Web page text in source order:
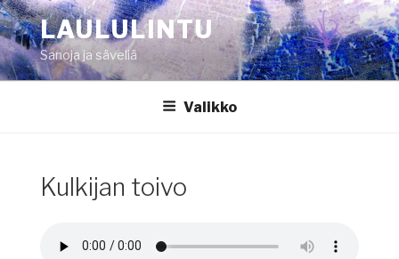
Siirry
sisältöönLAULULINTU
Sanoja ja säveliä
Valikko
Kulkijan toivo